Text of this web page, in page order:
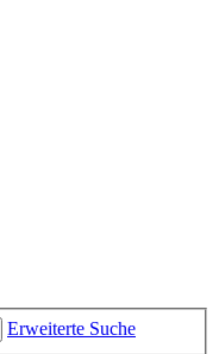
Erweiterte Suche